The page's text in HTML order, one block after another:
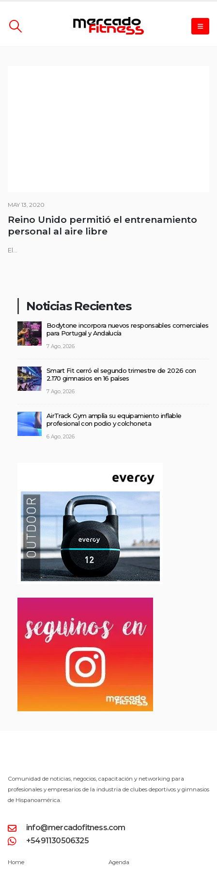
MAY 13, 2020
Reino Unido permitió el entrenamiento
personal al aire libre
El...
Noticias Recientes
Bodytone incorpora nuevos responsables comerciales
para Portugal y Andalucía
7 Ago, 2026
Smart Fit cerró el segundo trimestre de 2026 con
2.170 gimnasios en 16 países
7 Ago, 2026
AirTrack Gym amplía su equipamiento inflable
profesional con podio y colchoneta
6 Ago, 2026
Comunidad de noticias, negocios, capacitación y networking para
profesionales y empresarios de la industria de clubes deportivos y gimnasios
de Hispanoamérica.
info@mercadofitness.com
+5491130506325
Home Agenda